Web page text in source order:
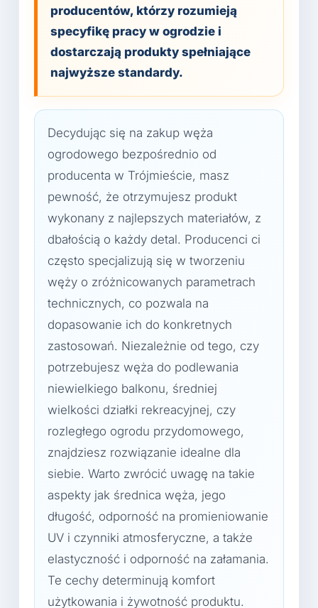
producentów, którzy rozumieją
specyfikę pracy w ogrodzie i
dostarczają produkty spełniające
najwyższe standardy.
Decydując się na zakup węża
ogrodowego bezpośrednio od
producenta w Trójmieście, masz
pewność, że otrzymujesz produkt
wykonany z najlepszych materiałów, z
dbałością o każdy detal. Producenci ci
często specjalizują się w tworzeniu
węży o zróżnicowanych parametrach
technicznych, co pozwala na
dopasowanie ich do konkretnych
zastosowań. Niezależnie od tego, czy
potrzebujesz węża do podlewania
niewielkiego balkonu, średniej
wielkości działki rekreacyjnej, czy
rozległego ogrodu przydomowego,
znajdziesz rozwiązanie idealne dla
siebie. Warto zwrócić uwagę na takie
aspekty jak średnica węża, jego
długość, odporność na promieniowanie
UV i czynniki atmosferyczne, a także
elastyczność i odporność na załamania.
Te cechy determinują komfort
użytkowania i żywotność produktu.